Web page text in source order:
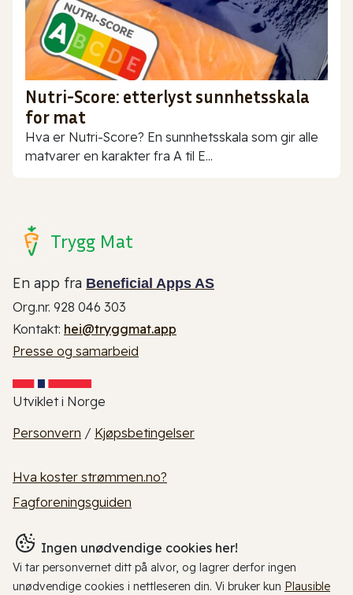
Nutri-Score: etterlyst sunnhetsskala
for mat
Hva er Nutri-Score? En sunnhetsskala som gir alle
matvarer en karakter fra A til E...
Trygg Mat
En app fra Beneficial Apps AS
Org.nr. 928 046 303
Kontakt: hei@tryggmat.app
Presse og samarbeid
Utviklet i Norge
Personvern / Kjøpsbetingelser
Hva koster strømmen.no?
Fagforeningsguiden
Ingen unødvendige cookies her!
Vi tar personvernet ditt på alvor, og lagrer derfor ingen
unødvendige cookies i nettleseren din. Vi bruker kun Plausible